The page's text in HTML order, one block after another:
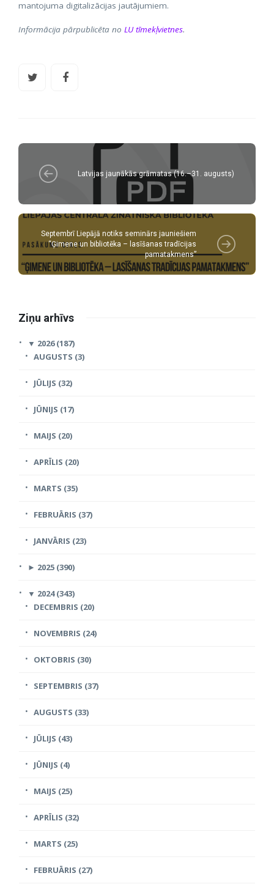
mantojuma digitalizācijas jautājumiem.
Informācija pārpublicēta no LU tīmekļvietnes.
Latvijas jaunākās grāmatas (16.–31. augusts)
Septembrī Liepājā notiks seminārs jauniešiem
“Ģimene un bibliotēka – lasīšanas tradīcijas
pamatakmens”
Ziņu arhīvs
▼ 2026 (187)
AUGUSTS (3)
JŪLIJS (32)
JŪNIJS (17)
MAIJS (20)
APRĪLIS (20)
MARTS (35)
FEBRUĀRIS (37)
JANVĀRIS (23)
► 2025 (390)
▼ 2024 (343)
DECEMBRIS (20)
NOVEMBRIS (24)
OKTOBRIS (30)
SEPTEMBRIS (37)
AUGUSTS (33)
JŪLIJS (43)
JŪNIJS (4)
MAIJS (25)
APRĪLIS (32)
MARTS (25)
FEBRUĀRIS (27)